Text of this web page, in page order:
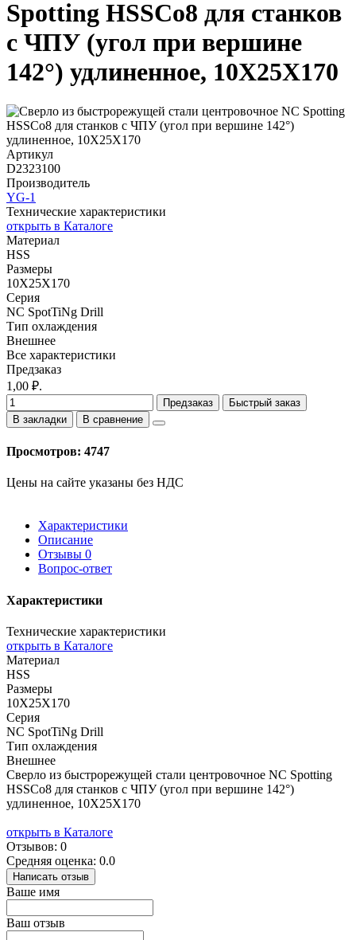
Spotting HSSCo8 для станков
с ЧПУ (угол при вершине
142°) удлиненное, 10X25X170
Артикул
D2323100
Производитель
YG-1
Технические характеристики
открыть в Каталоге
Материал
HSS
Размеры
10X25X170
Серия
NC SpotTiNg Drill
Тип охлаждения
Внешнее
Все характеристики
Предзаказ
1,00 ₽.
Предзаказ
Быстрый заказ
В закладки
В сравнение
Просмотров: 4747
Цены на сайте указаны без НДС
Характеристики
Описание
Отзывы 0
Вопрос-ответ
Характеристики
Технические характеристики
открыть в Каталоге
Материал
HSS
Размеры
10X25X170
Серия
NC SpotTiNg Drill
Тип охлаждения
Внешнее
Сверло из быстрорежущей стали центровочное NC Spotting
HSSCo8 для станков с ЧПУ (угол при вершине 142°)
удлиненное, 10X25X170
открыть в Каталоге
Отзывов: 0
Средняя оценка: 0.0
Написать отзыв
Ваше имя
Ваш отзыв